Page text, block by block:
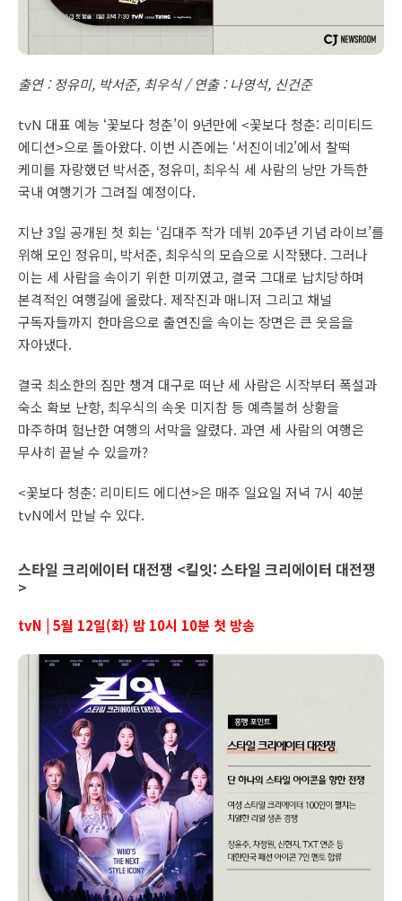
출연 : 정유미, 박서준, 최우식 / 연출 : 나영석, 신건준
tvN 대표 예능 ‘꽃보다 청춘’이 9년만에 <꽃보다 청춘: 리미티드
에디션>으로 돌아왔다. 이번 시즌에는 ‘서진이네2’에서 찰떡
케미를 자랑했던 박서준, 정유미, 최우식 세 사람의 낭만 가득한
국내 여행기가 그려질 예정이다.
지난 3일 공개된 첫 회는 ‘김대주 작가 데뷔 20주년 기념 라이브’를
위해 모인 정유미, 박서준, 최우식의 모습으로 시작됐다. 그러나
이는 세 사람을 속이기 위한 미끼였고, 결국 그대로 납치당하며
본격적인 여행길에 올랐다. 제작진과 매니저 그리고 채널
구독자들까지 한마음으로 출연진을 속이는 장면은 큰 웃음을
자아냈다.
결국 최소한의 짐만 챙겨 대구로 떠난 세 사람은 시작부터 폭설과
숙소 확보 난항, 최우식의 속옷 미지참 등 예측불허 상황을
마주하며 험난한 여행의 서막을 알렸다. 과연 세 사람의 여행은
무사히 끝날 수 있을까?
<꽃보다 청춘: 리미티드 에디션>은 매주 일요일 저녁 7시 40분
tvN에서 만날 수 있다.
스타일 크리에이터 대전쟁 <킬잇: 스타일 크리에이터 대전쟁
>
tvN | 5월 12일(화) 밤 10시 10분 첫 방송